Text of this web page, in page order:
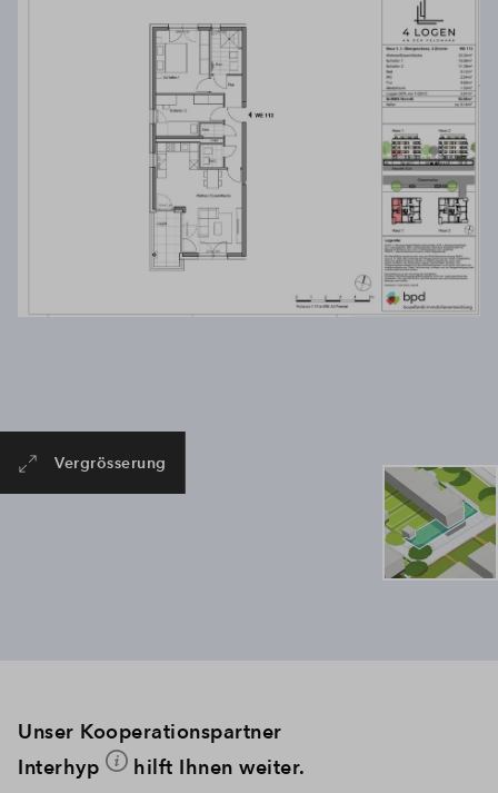
Vergrösserung
Akzeptieren
Powered byUsercentrics Consent Management
Platform
Unser Kooperationspartner
Interhyp
hilft Ihnen weiter.